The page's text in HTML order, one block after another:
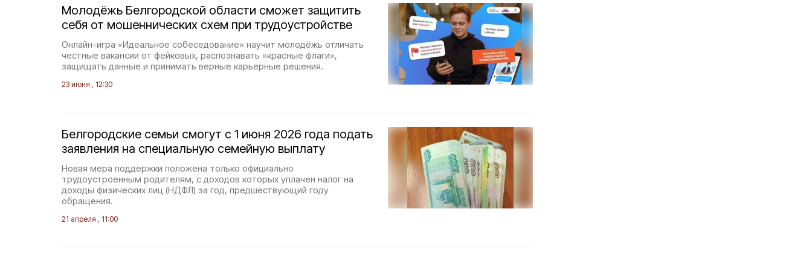
Молодёжь Белгородской области сможет защитить
себя от мошеннических схем при трудоустройстве
Онлайн-игра «Идеальное собеседование» научит молодёжь отличать
честные вакансии от фейковых, распознавать «красные флаги»,
защищать данные и принимать верные карьерные решения.
23 июня , 12:30
Белгородские семьи смогут с 1 июня 2026 года подать
заявления на специальную семейную выплату
Новая мера поддержки положена только официально
трудоустроенным родителям, с доходов которых уплачен налог на
доходы физических лиц (НДФЛ) за год, предшествующий году
обращения.
21 апреля , 11:00